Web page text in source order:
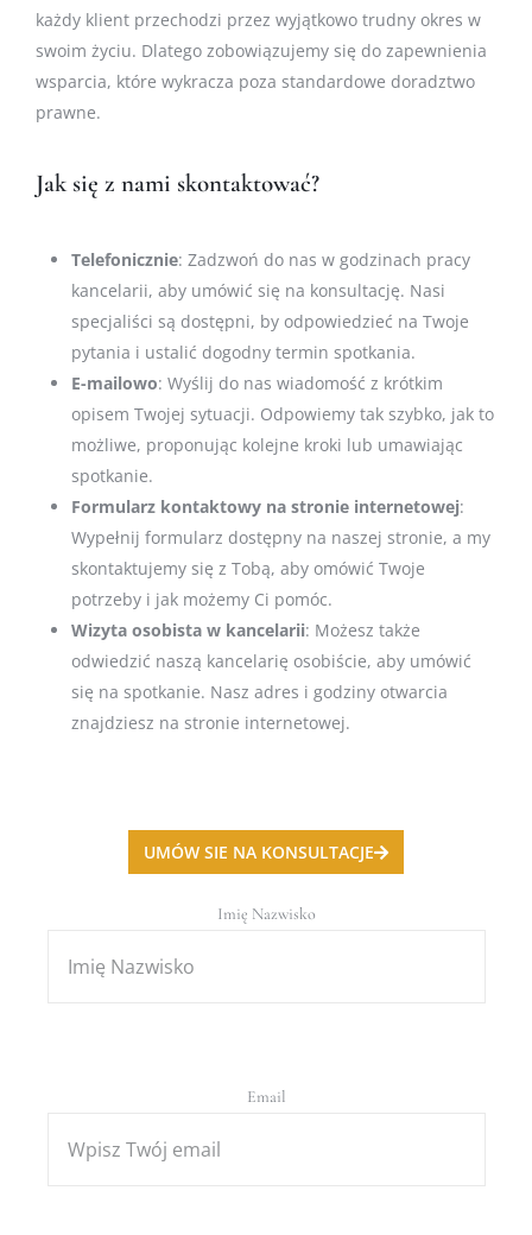
każdy klient przechodzi przez wyjątkowo trudny okres w
swoim życiu. Dlatego zobowiązujemy się do zapewnienia
wsparcia, które wykracza poza standardowe doradztwo
prawne.
Jak się z nami skontaktować?
Telefonicznie: Zadzwoń do nas w godzinach pracy
kancelarii, aby umówić się na konsultację. Nasi
specjaliści są dostępni, by odpowiedzieć na Twoje
pytania i ustalić dogodny termin spotkania.
E-mailowo: Wyślij do nas wiadomość z krótkim
opisem Twojej sytuacji. Odpowiemy tak szybko, jak to
możliwe, proponując kolejne kroki lub umawiając
spotkanie.
Formularz kontaktowy na stronie internetowej:
Wypełnij formularz dostępny na naszej stronie, a my
skontaktujemy się z Tobą, aby omówić Twoje
potrzeby i jak możemy Ci pomóc.
Wizyta osobista w kancelarii: Możesz także
odwiedzić naszą kancelarię osobiście, aby umówić
się na spotkanie. Nasz adres i godziny otwarcia
znajdziesz na stronie internetowej.
UMÓW SIE NA KONSULTACJE
Imię Nazwisko
Email